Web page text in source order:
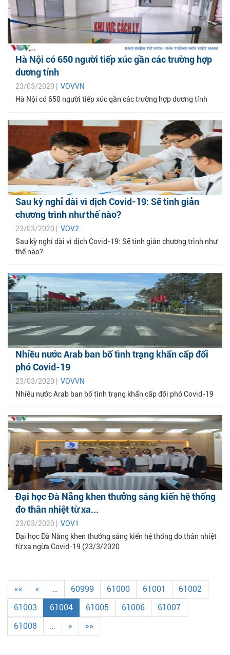
Hà Nội có 650 người tiếp xúc gần các trường hợp
dương tính
23/03/2020 | VOVVN
Hà Nội có 650 người tiếp xúc gần các trường hợp dương tính
Sau kỳ nghỉ dài vì dịch Covid-19: Sẽ tinh giản
chương trình như thế nào?
23/03/2020 | VOV2
Sau kỳ nghỉ dài vì dịch Covid-19: Sẽ tinh giản chương trình như
thế nào?
Nhiều nước Arab ban bố tình trạng khẩn cấp đối
phó Covid-19
23/03/2020 | VOVVN
Nhiều nước Arab ban bố tình trạng khẩn cấp đối phó Covid-19
Đại học Đà Nẵng khen thưởng sáng kiến hệ thống
đo thân nhiệt từ xa...
23/03/2020 | VOV1
Đại học Đà Nẵng khen thưởng sáng kiến hệ thống đo thân nhiệt
từ xa ngừa Covid-19 (23/3/2020
«« « … 60999 61000 61001
61002
61003
61004 61005 61006
61007
61008
… » »»